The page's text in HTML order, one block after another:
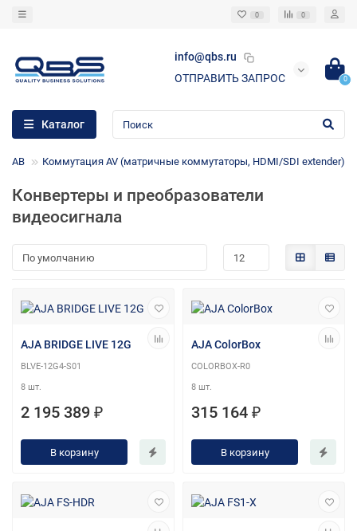
0 0
info@qbs.ru
ОТПРАВИТЬ ЗАПРОС
0
Каталог
АВ Коммутация AV (матричные коммутаторы, HDMI/SDI extender)
Конвертеры и преобразователи
видеосигнала
AJA BRIDGE LIVE 12G
BLVE-12G4-S01
8 шт.
2 195 389 ₽
В корзину
AJA ColorBox
COLORBOX-R0
8 шт.
315 164 ₽
В корзину